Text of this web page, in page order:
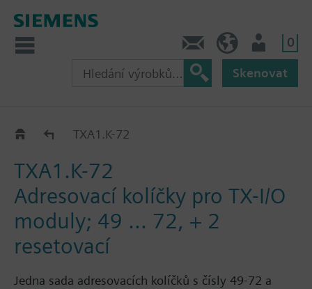
0
Skenovat
Sada adresovacích kolíčků
TXA1.K-72
TXA1.K-72
Adresovací kolíčky pro TX-I/O
moduly; 49 ... 72, + 2
resetovací
Jedna sada adresovacích kolíčků s čísly 49-72 a